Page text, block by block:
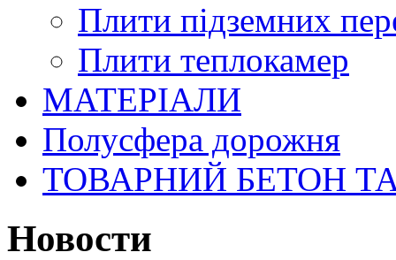
Плити підземних
Плити теплокамер
МАТЕРІАЛИ
Полусфера дорожня
ТОВАРНИЙ БЕТОН
Новости